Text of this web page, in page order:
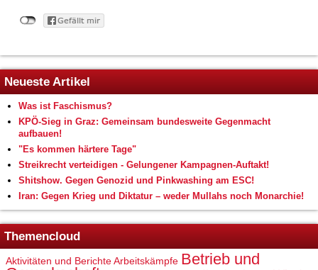
Neueste Artikel
Was ist Faschismus?
KPÖ-Sieg in Graz: Gemeinsam bundesweite Gegenmacht
aufbauen!
"Es kommen härtere Tage"
Streikrecht verteidigen - Gelungener Kampagnen-Auftakt!
Shitshow. Gegen Genozid und Pinkwashing am ESC!
Iran: Gegen Krieg und Diktatur – weder Mullahs noch Monarchie!
Themencloud
Aktivitäten und BerichteArbeitskämpfe Betrieb und